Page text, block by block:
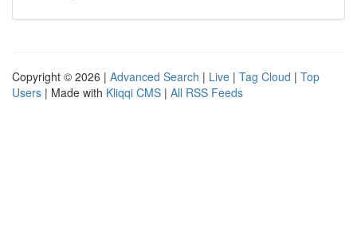
Copyright © 2026 | Advanced Search | Live | Tag Cloud | Top
Users | Made with Kliqqi CMS | All RSS Feeds